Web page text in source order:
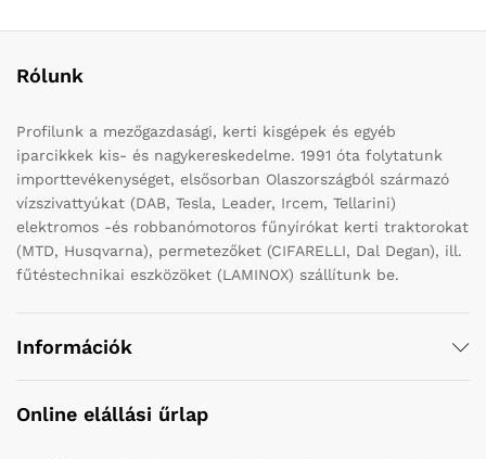
Rólunk
Profilunk a mezőgazdasági, kerti kisgépek és egyéb
iparcikkek kis- és nagykereskedelme. 1991 óta folytatunk
importtevékenységet, elsősorban Olaszországból származó
vízszivattyúkat (DAB, Tesla, Leader, Ircem, Tellarini)
elektromos -és robbanómotoros fűnyírókat kerti traktorokat
(MTD, Husqvarna), permetezőket (CIFARELLI, Dal Degan), ill.
fűtéstechnikai eszközöket (LAMINOX) szállítunk be.
Információk
Online elállási űrlap